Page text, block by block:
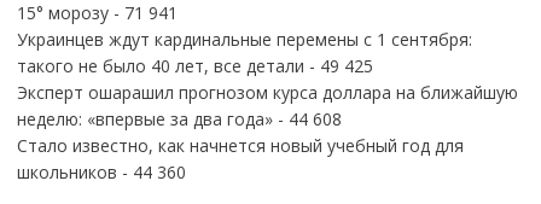
15° морозу- 71 941
Украинцев ждут кардинальные перемены с 1 сентября:
такого не было 40 лет, все детали - 49 425
Эксперт ошарашил прогнозом курса доллара на ближайшую
неделю: «впервые за два года»- 44 608
Стало известно, как начнется новый учебный год для
школьников - 44 360